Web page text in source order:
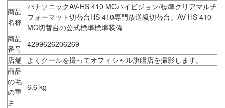
商品
名称
パナソニックAV-HS 410 MCハイビジョン/標準クリアマルチ
フォーマット切替台HS 410専門放送級切替台。AV-HS 410
MC切替台の公式標準標準装備
商品
番号 4299626206269
店舗
よくクールを撮ってオフィシャル旗艦店を撮影します。
商品
の毛
の重
さ
6.6 kg